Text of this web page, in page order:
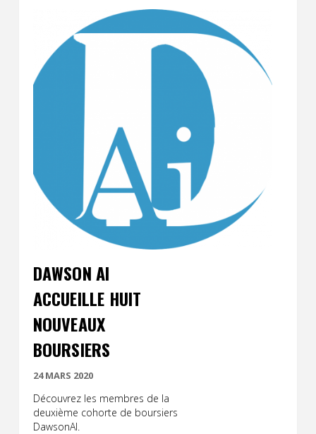
DAWSON AI
ACCUEILLE HUIT
NOUVEAUX
BOURSIERS
24 MARS 2020
Découvrez les membres de la
deuxième cohorte de boursiers
DawsonAI.